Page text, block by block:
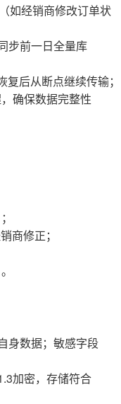
如经销商修改订单状
步前一日全量库
后从断点继续传输；
确保数据完整性
商修正；
身数据；敏感字段
加密，存储符合